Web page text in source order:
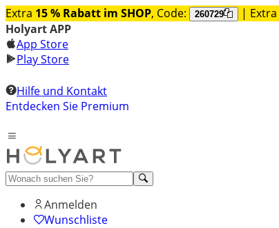
Extra 15 % Rabatt im SHOP, Code: 260729 | Extra
Holyart APP
App Store
Play Store
Hilfe und Kontakt
Entdecken Sie Premium
Anmelden
Wunschliste